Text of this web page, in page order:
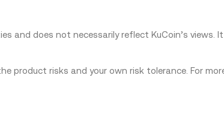
and does not necessarily reflect KuCoin’s views.
product risks and your own risk tolerance. For